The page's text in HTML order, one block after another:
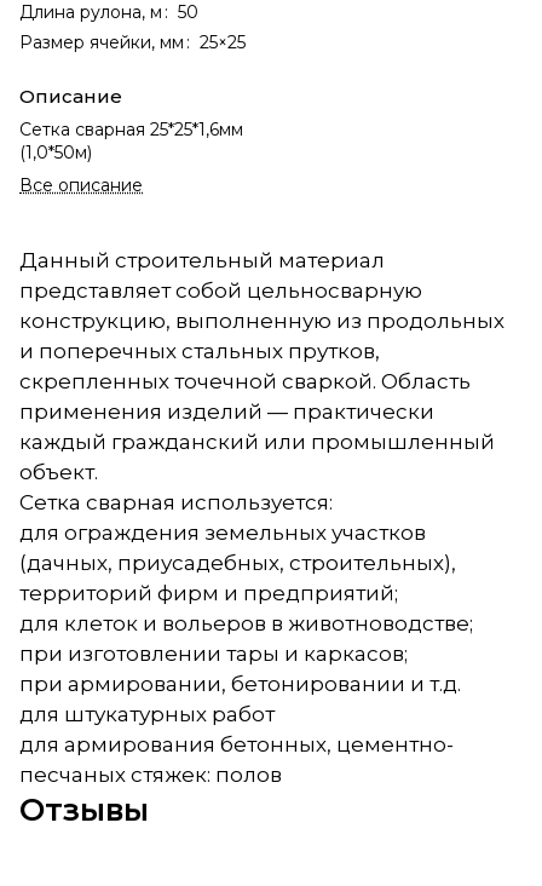
Длина рулона, м : 50
Размер ячейки, мм : 25×25
Описание
Сетка сварная 25*25*1,6мм
(1,0*50м)
Все описание
Данный строительный материал
представляет собой цельносварную
конструкцию, выполненную из продольных
и поперечных стальных прутков,
скрепленных точечной сваркой. Область
применения изделий — практически
каждый гражданский или промышленный
объект.
Сетка сварная используется:
для ограждения земельных участков
(дачных, приусадебных, строительных),
территорий фирм и предприятий;
для клеток и вольеров в животноводстве;
при изготовлении тары и каркасов;
при армировании, бетонировании и т.д.
для штукатурных работ
для армирования бетонных, цементно-
песчаных стяжек: полов
Отзывы